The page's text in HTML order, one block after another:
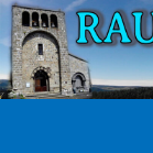
Aller
au
contenu